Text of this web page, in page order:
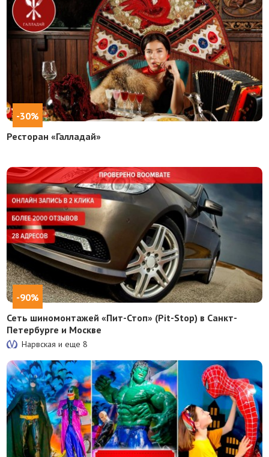
-30%
Ресторан «Галладай»
-90%
Сеть шиномонтажей «Пит-Стоп» (Pit-Stop) в Санкт-
Петербурге и Москве
Нарвская и еще8